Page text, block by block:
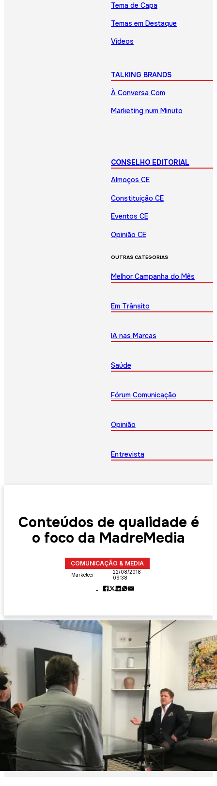
Tema de Capa
Temas em Destaque
Vídeos
TALKING BRANDS
À Conversa Com
Marketing num Minuto
CONSELHO EDITORIAL
Almoços CE
Constituição CE
Eventos CE
Opinião CE
OUTRAS CATEGORIAS
Melhor Campanha do Mês
Em Trânsito
IA nas Marcas
Saúde
Fórum Comunicação
Opinião
Entrevista
Conteúdos de qualidade é
o foco da MadreMedia
COMUNICAÇÃO & MEDIA
Marketeer
22/08/2018
09:38